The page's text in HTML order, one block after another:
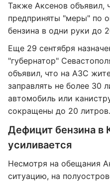
Также Аксенов объявил,
предприняты "меры" по
бензина в одни руки до
Еще 29 сентября
"губернатор"
объявил, что на АЗС
заправлять не более 30
автомобиль или
сокращены до 20 литров.
Дефицит бензина в
усиливается
Несмотря на обещания
ситуацию, на